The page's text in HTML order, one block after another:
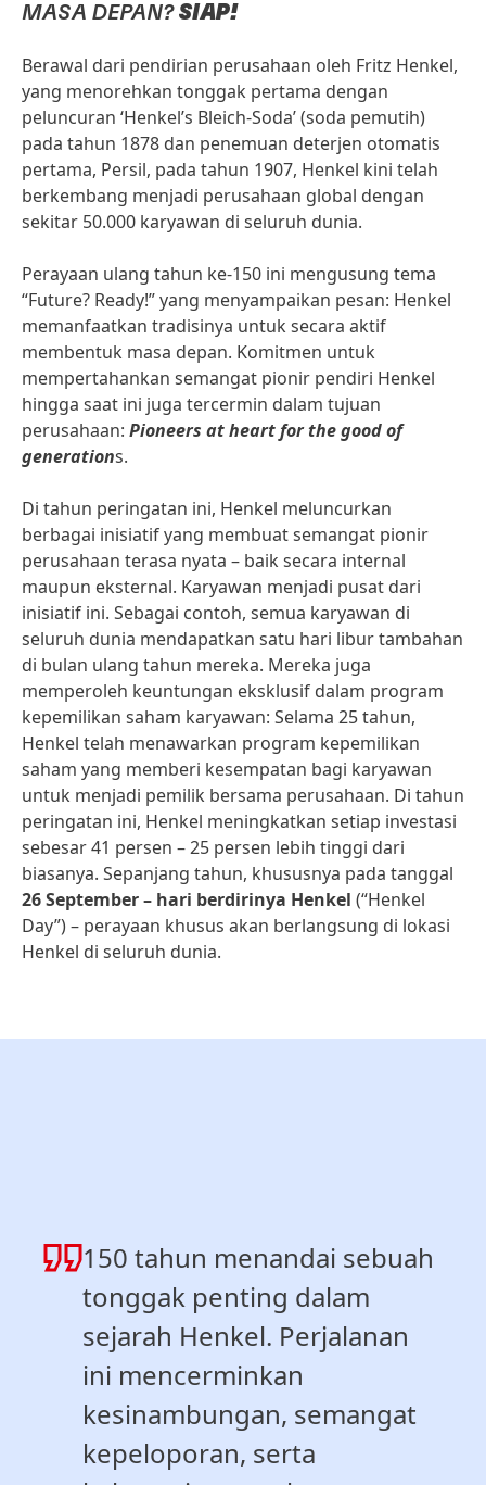
MASA DEPAN? SIAP!
Berawal dari pendirian perusahaan oleh Fritz Henkel,
yang menorehkan tonggak pertama dengan
peluncuran ‘Henkel’s Bleich-Soda’(soda pemutih)
pada tahun 1878 dan penemuan deterjen otomatis
pertama, Persil, pada tahun 1907, Henkel kini telah
berkembang menjadi perusahaan global dengan
sekitar 50.000 karyawan di seluruh dunia.
Perayaan ulang tahun ke-150 ini mengusung tema
“Future? Ready!” yang menyampaikan pesan: Henkel
memanfaatkan tradisinya untuk secara aktif
membentuk masa depan. Komitmen untuk
mempertahankan semangat pionir pendiri Henkel
hingga saat ini juga tercermin dalam tujuan
perusahaan: Pioneers at heart for the good of
generations.
Di tahun peringatan ini, Henkel meluncurkan
berbagai inisiatif yang membuat semangat pionir
perusahaan terasa nyata – baik secara internal
maupun eksternal. Karyawan menjadi pusat dari
inisiatif ini. Sebagai contoh, semua karyawan di
seluruh dunia mendapatkan satu hari libur tambahan
di bulan ulang tahun mereka. Mereka juga
memperoleh keuntungan eksklusif dalam program
kepemilikan saham karyawan: Selama 25 tahun,
Henkel telah menawarkan program kepemilikan
saham yang memberi kesempatan bagi karyawan
untuk menjadi pemilik bersama perusahaan. Di tahun
peringatan ini, Henkel meningkatkan setiap investasi
sebesar 41 persen – 25 persen lebih tinggi dari
biasanya. Sepanjang tahun, khususnya pada tanggal
26 September – hari berdirinya Henkel (“Henkel
Day”) – perayaan khusus akan berlangsung di lokasi
Henkel di seluruh dunia.
150 tahun menandai sebuah
tonggak penting dalam
sejarah Henkel. Perjalanan
ini mencerminkan
kesinambungan, semangat
kepeloporan, serta